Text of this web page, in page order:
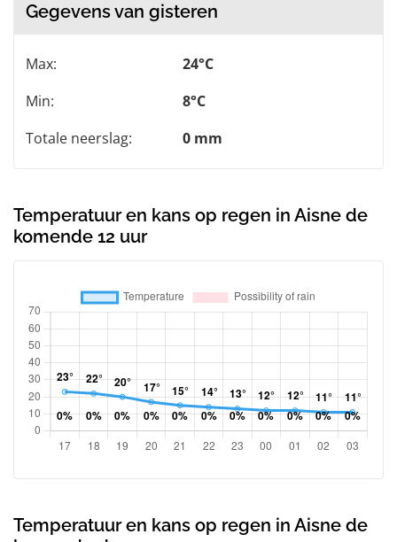
Gegevens van gisteren
Max:
24°C
Min:
8°C
Totale neerslag:
0 mm
Temperatuur en kans op regen in Aisne de
komende 12 uur
Temperatuur en kans op regen in Aisne de